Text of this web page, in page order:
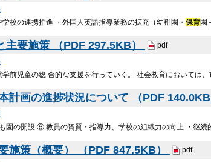
校の連携推進 ・外国人英語指導業務の拡充（幼稚園・保育園
主要施策 （PDF 297.5KB） pdf
学前児童の総 合的な支援を行っていく。 社会教育においては
計画の進捗状況について （PDF 140.0KB
園の開設 ⑥ 教員の資質・指導力、学校の組織力の向上 ・継
施策（概要） （PDF 847.5KB） pdf